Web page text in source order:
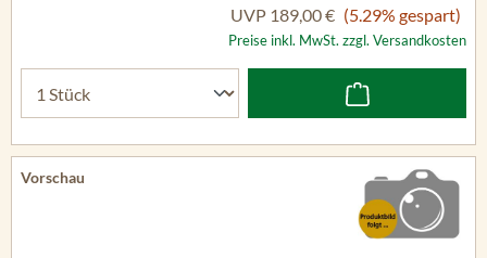
UVP 189,00 € (5.29% gespart)
Preise inkl. MwSt. zzgl. Versandkosten